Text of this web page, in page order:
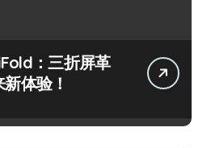
：三折屏革
体验！